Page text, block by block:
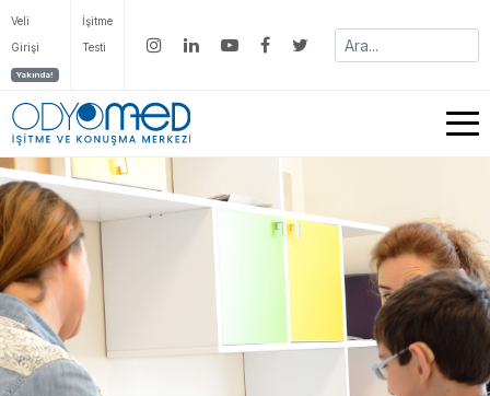
Veli
Girişi
Yakında!
İşitme
Testi